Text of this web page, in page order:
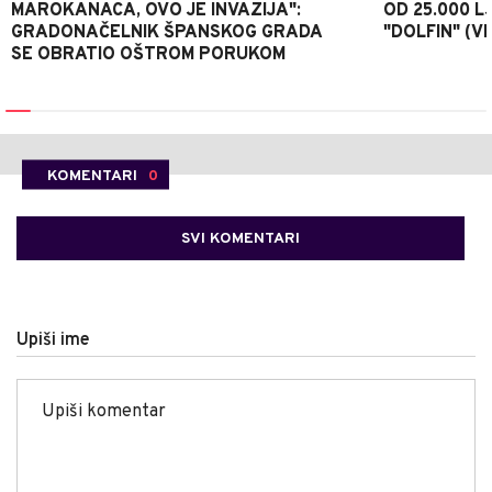
MAROKANACA, OVO JE INVAZIJA":
GRADONAČELNIK ŠPANSKOG GRADA
SE OBRATIO OŠTROM PORUKOM
OD 25.000
"DOLFIN"
KOMENTARI 0
SVI KOMENTARI
Upiši ime